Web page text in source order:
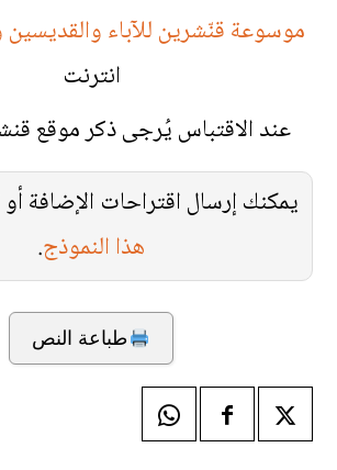
موسوعة قنّشرين للآباء والقديسين
انترنت
عند الاقتباس يُرجى ذكر موقع
يمكنك إرسال اقتراحات الإضافة
هذا النموذج.
طباعة النص